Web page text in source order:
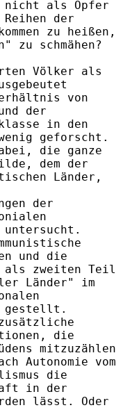
nicht als Opfer
der
zu heißen,
zu schmähen?
Völker als
von
der
in den
geforscht.
die ganze
dem der
Länder,
der
untersucht.
und die
als zweiten Teil
Länder" im
gestellt.
die
mitzuzählen
Autonomie vom
die
in der
lässt. Oder